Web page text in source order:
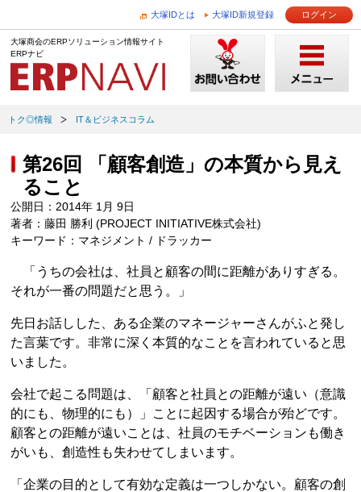
大塚IDとは 大塚ID新規登録 ログイン
大塚商会のERPソリューション情報サイト
ERPナビ
トク◎情報 IT＆ビジネスコラム
第26回 「顧客創造」の本質から見え
ること
公開日：2014年 1月 9日
著者：藤田 勝利 (PROJECT INITIATIVE株式会社)
キーワード：マネジメント / ドラッカー
「うちの会社は、社員と顧客の間に距離がありすぎる。
それが一番の問題だと思う。」
先日お話しした、ある企業のマネージャーさんがふと発し
た言葉です。非常に深く本質的なことを言われていると思
いました。
会社で起こる問題は、「顧客と社員との距離が遠い（意識
的にも、物理的にも）」ことに起因する場合が殆どです。
顧客との距離が遠いことは、社員のモチベーションも働き
がいも、創造性も失わせてしまいます。
「企業の目的として有効な定義は一つしかない。顧客の創